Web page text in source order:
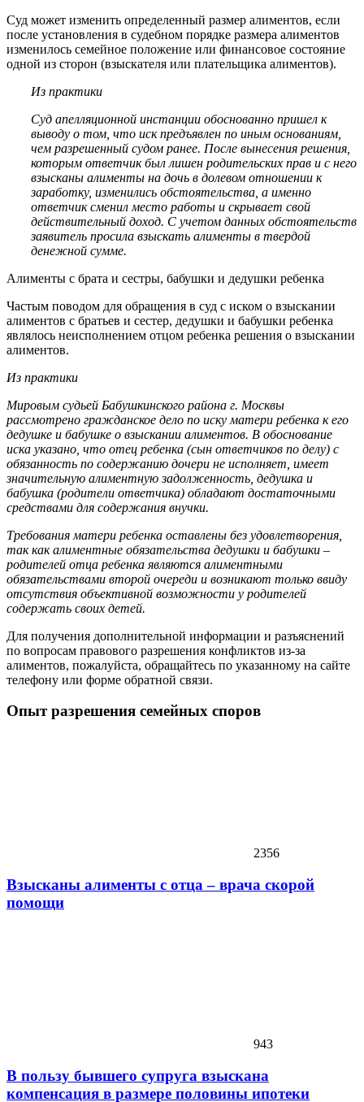
Суд может изменить определенный размер алиментов, если
после установления в судебном порядке размера алиментов
изменилось семейное положение или финансовое состояние
одной из сторон (взыскателя или плательщика алиментов).
Из практики
Суд апелляционной инстанции обоснованно пришел к
выводу о том, что иск предъявлен по иным основаниям,
чем разрешенный судом ранее. После вынесения решения,
которым ответчик был лишен родительских прав и с него
взысканы алименты на дочь в долевом отношении к
заработку, изменились обстоятельства, а именно
ответчик сменил место работы и скрывает свой
действительный доход. С учетом данных обстоятельств
заявитель просила взыскать алименты в твердой
денежной сумме.
Алименты с брата и сестры, бабушки и дедушки ребенка
Частым поводом для обращения в суд с иском о взыскании
алиментов с братьев и сестер, дедушки и бабушки ребенка
являлось неисполнением отцом ребенка решения о взыскании
алиментов.
Из практики
Мировым судьей Бабушкинского района г. Москвы
рассмотрено гражданское дело по иску матери ребенка к его
дедушке и бабушке о взыскании алиментов. В обоснование
иска указано, что отец ребенка (сын ответчиков по делу) с
обязанность по содержанию дочери не исполняет, имеет
значительную алиментную задолженность, дедушка и
бабушка (родители ответчика) обладают достаточными
средствами для содержания внучки.
Требования матери ребенка оставлены без удовлетворения,
так как алиментные обязательства дедушки и бабушки –
родителей отца ребенка являются алиментными
обязательствами второй очереди и возникают только ввиду
отсутствия объективной возможности у родителей
содержать своих детей.
Для получения дополнительной информации и разъяснений
по вопросам правового разрешения конфликтов из-за
алиментов, пожалуйста, обращайтесь по указанному на сайте
телефону или форме обратной связи.
Опыт разрешения семейных споров
2356
Взысканы алименты с отца – врача скорой
помощи
943
В пользу бывшего супруга взыскана
компенсация в размере половины ипотеки